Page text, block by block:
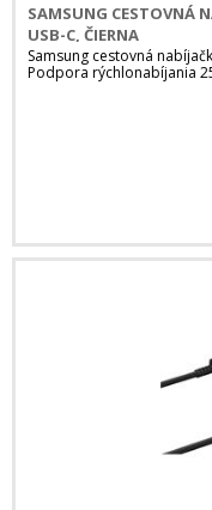
SAMSUNG CESTOVNÁ
USB-C, ČIERNA
Samsung cestovná
Podpora rýchlonabíjania